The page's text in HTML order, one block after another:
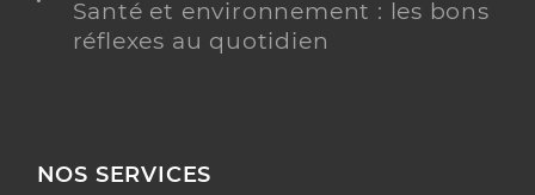
Santé et environnement : les bons
réflexes au quotidien
NOS SERVICES